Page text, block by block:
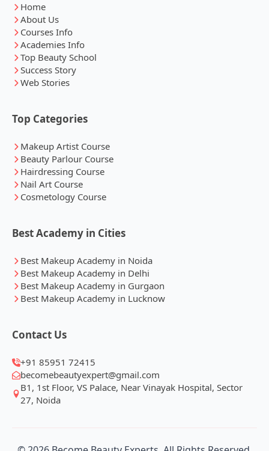
Home
About Us
Courses Info
Academies Info
Top Beauty School
Success Story
Web Stories
Top Categories
Makeup Artist Course
Beauty Parlour Course
Hairdressing Course
Nail Art Course
Cosmetology Course
Best Academy in Cities
Best Makeup Academy in Noida
Best Makeup Academy in Delhi
Best Makeup Academy in Gurgaon
Best Makeup Academy in Lucknow
Contact Us
+91 85951 72415
becomebeautyexpert@gmail.com
B1, 1st Floor, VS Palace, Near Vinayak Hospital, Sector
27, Noida